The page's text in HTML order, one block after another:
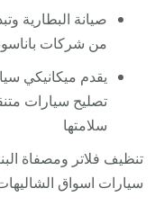
صيانة البطارية
من شركات
يقدم ميكانيكي
تصليح سيارات
سلامتها
تنظيف فلاتر ومصفاة
سيارات اسواق